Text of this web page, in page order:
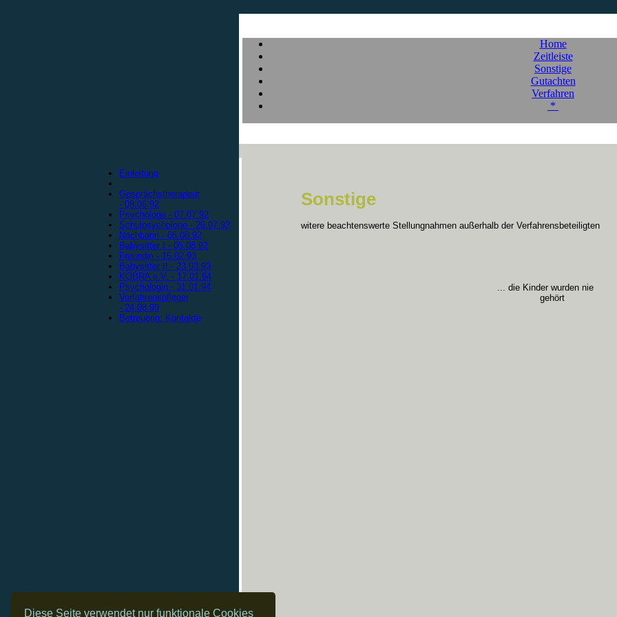
Diese Seite verwendet nur funktionale Cookies
Home
Zeitleiste
Sonstige
Gutachten
Verfahren
*
Einleitung
Gesprächstherapeut
- 08.06.92
Psychologe - 07.07.92
Schulpsychologe - 26.07.92
Nachbarin - 05.08.92
Babysitter I - 05.08.92
Freundin - 15.02.93
Babysitter II - 23.03.93
KOBRA e.V. - 17.01.94
Psychologin - 31.01.94
Verfahrenspfleger
- 24.08.99
Betreuerin: Kontakte
Sonstige
witere beachtenswerte Stellungnahmen außerhalb der Verfahrensbeteiligten
... die Kinder wurden nie
gehört